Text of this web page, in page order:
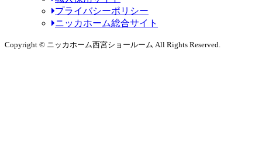
プライバシーポリシー
ニッカホーム総合サイト
Copyright © ニッカホーム西宮ショールーム All Rights Reserved.